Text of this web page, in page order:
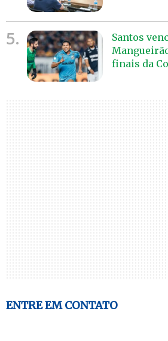
5.
Santos
finais da
ENTRE EM CONTATO